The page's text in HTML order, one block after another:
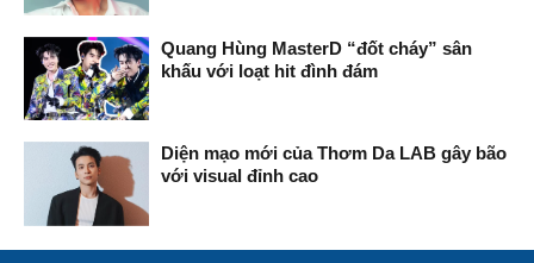
Quang Hùng MasterD “đốt cháy” sân
khấu với loạt hit đình đám
Diện mạo mới của Thơm Da LAB gây bão
với visual đỉnh cao